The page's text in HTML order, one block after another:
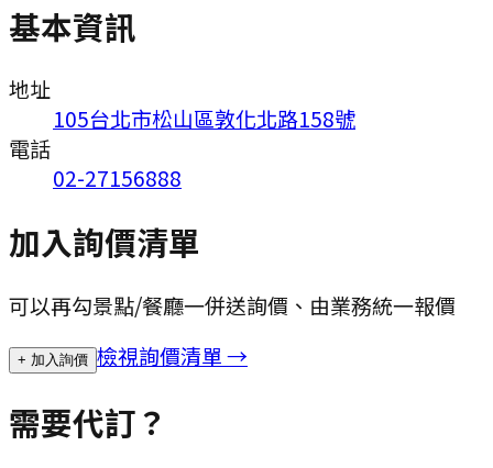
基本資訊
地址
105台北市松山區敦化北路158號
電話
02-27156888
加入詢價清單
可以再勾景點/餐廳一併送詢價、由業務統一報價
+ 加入詢價 檢視詢價清單 →
需要代訂？